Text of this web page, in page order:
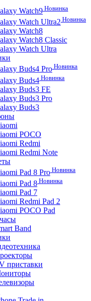
Watch9 Новинка
Watch Ultra2 Новинка
Watch8
Watch8 Classic
Watch Ultra
Buds4 Pro Новинка
Buds4 Новинка
Buds3 FE
Buds3 Pro
Buds3
POCO
Redmi
Redmi Note
Pad 8 Pro Новинка
Pad 8 Новинка
Pad 7
Redmi Pad 2
POCO Pad
Band
приставки